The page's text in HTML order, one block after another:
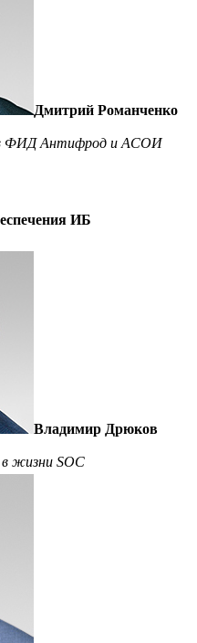
Дмитрий Романченко
ФИД Антифрод и АСОИ
ИБ
Владимир Дрюков
жизни SOC